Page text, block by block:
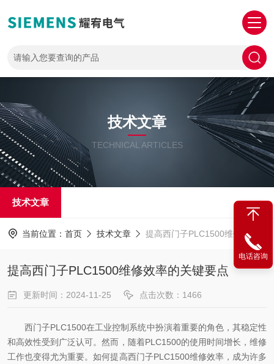
技术文章
TECHNICAL ARTICLES
技术文章
当前位置： 首页 技术文章 提高西门子PLC1500维修效率的关键要点
提高西门子PLC1500维修效率的关键要点
更新时间：2024-11-25 点击次数：1466
西门子PLC1500在工业控制系统中扮演着重要的角色，其稳定性
和高效性受到广泛认可。然而，随着PLC1500的使用时间增长，维修
工作也变得尤为重要。如何提高西门子PLC1500维修效率，成为许多
电话咨询